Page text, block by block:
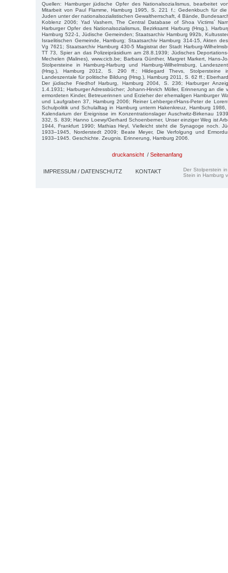
Quellen: Hamburger jüdische Opfer des Nationalsozialismus, bearbeitet
Mitarbeit von Paul Flamme, Hamburg 1995, S. 221 f.; Gedenkbuch für
Juden unter der nationalsozialistischen Gewaltherrschaft, 4 Bände,
Koblenz 2006; Yad Vashem, The Central Database of Shoa Victims´
Harburger Opfer des Nationalsozialismus, Bezirksamt Harburg (Hrsg.),
Hamburg 522-1, Jüdische Gemeinden; Staatsarchiv Hamburg 992b,
Israelitischen Gemeinde, Hamburg; Staatsarchiv Hamburg 314-15, Akten
Vg 7621; Staatsarchiv Hamburg 430-5 Magistrat der Stadt Harburg-
TT 73, Spier an das Polizeipräsidium am 28.8.1939; Jüdisches
Mechelen (Malines), www.cicb.be; Barbara Günther, Margret Markert, Hans-
Stolpersteine in Hamburg-Harburg und Hamburg-Wilhelmsburg,
(Hrsg.), Hamburg 2012, S. 290 ff.; Hildegard Thevs, Stolpersteine in
Landeszentale für politische Bildung (Hrsg.), Hamburg 2011, S. 62 ff.;
Der jüdische Friedhof Harburg, Hamburg 2004, S. 236; Harburger
1.4.1931; Harburger Adressbücher; Johann-Hinrich Möller, Erinnerung an die
ermordeten Kinder, Betreuerinnen und Erzieher der ehemaligen Hamburger
und Laufgraben 37, Hamburg 2006; Reiner Lehberger/Hans-Peter de
Schulpolitik und Schulalltag in Hamburg unterm Hakenkreuz, Hamburg
Kalendarium der Ereignisse im Konzentrationslager Auschwitz-Birkenau
332, S. 839; Hanno Loewy/Gerhard Schoenberner, Unser einziger Weg ist
1944, Frankfurt 1990; Mathias Heyl, Vielleicht steht die Synagoge noch.
1933–1945, Norderstedt 2009; Beate Meyer, Die Verfolgung und
1933–1945. Geschichte. Zeugnis. Erinnerung, Hamburg 2006.
druckansicht / Seitenanfang
IMPRESSUM / DATENSCHUTZ KONTAKT
Der Stolperstein
Stein in Hamburg